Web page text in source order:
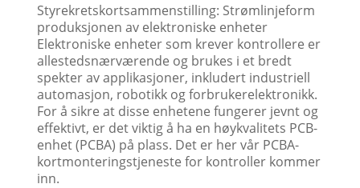
Styrekretskortsammenstilling: Strømlinjeform
produksjonen av elektroniske enheter
Elektroniske enheter som krever kontrollere er
allestedsnærværende og brukes i et bredt
spekter av applikasjoner, inkludert industriell
automasjon, robotikk og forbrukerelektronikk.
For å sikre at disse enhetene fungerer jevnt og
effektivt, er det viktig å ha en høykvalitets PCB-
enhet (PCBA) på plass. Det er her vår PCBA-
kortmonteringstjeneste for kontroller kommer
inn.